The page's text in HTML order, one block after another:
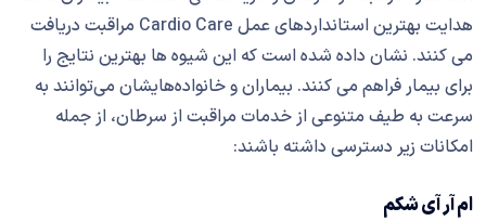
هدایت بهترین استانداردهای عمل Cardio Care مراقبت دریافت
می کنند. نشان داده شده است که این شیوه ها بهترین نتایج را
برای بیمار فراهم می کنند. بیماران و خانواده‌هایشان می‌توانند به
سرعت به طیف متنوعی از خدمات مراقبت از سرطان، از جمله
امکانات زیر دسترسی داشته باشند:
ام آر آی شکم